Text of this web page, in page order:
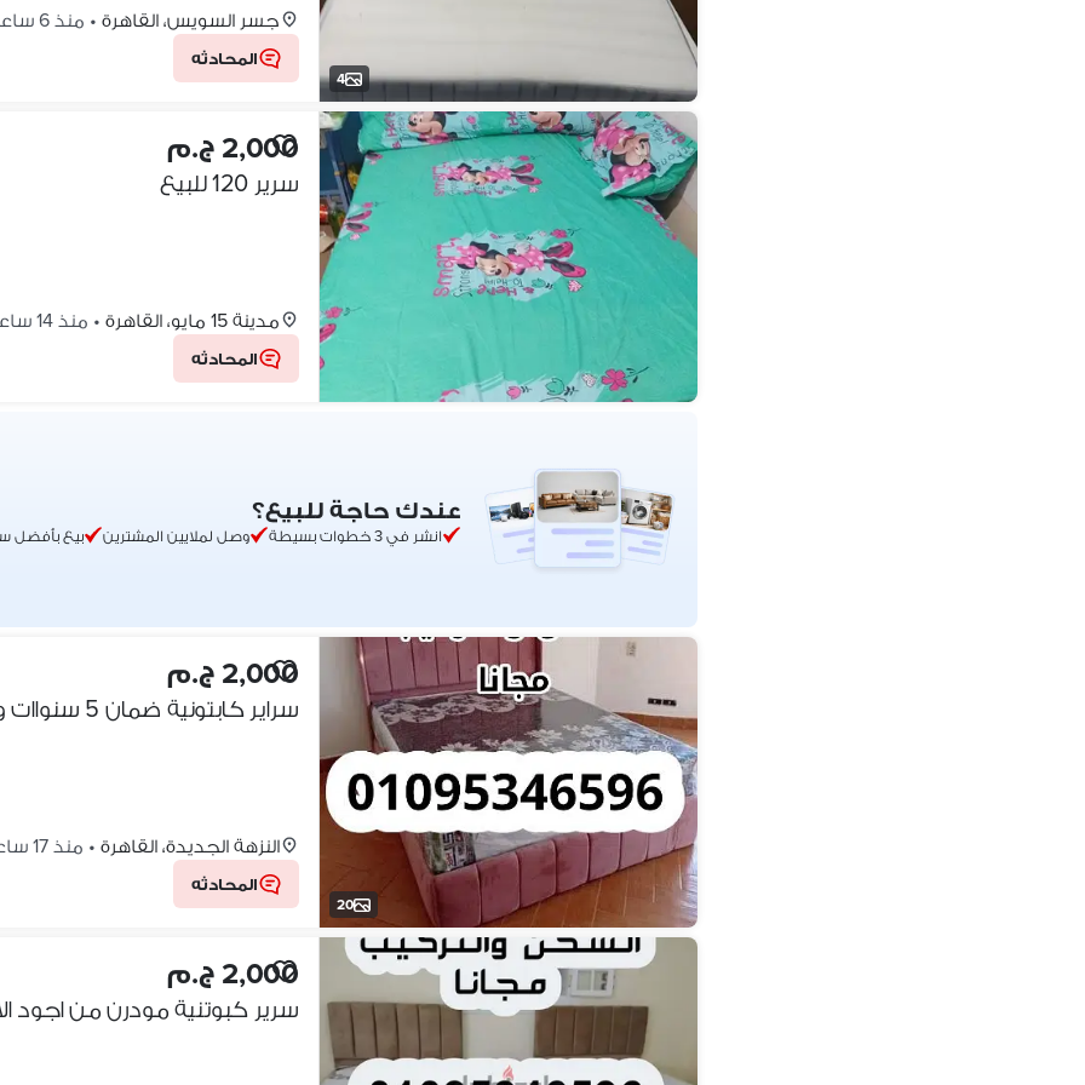
4
جسر السويس، القاهرة • منذ 6 ساعات
المحادثه
2,000 ج.م
سرير 120 للبيع
مدينة 15 مايو، القاهرة • منذ 14 ساعات
المحادثه
عندك حاجة للبيع؟
انشر في 3 خطوات بسيطة وصل لملايين المشترين بيع بأفضل
20
2,000 ج.م
النزهة الجديدة، القاهرة • منذ 17 ساعات
المحادثه
2,000 ج.م